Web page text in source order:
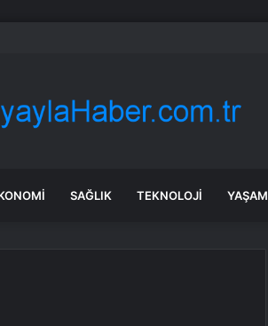
da şen şakrak
SAĞLIK TEKNOLOJI YAŞAM